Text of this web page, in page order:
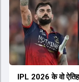
मैनेजमेंट तक, सभी एक ही
होता। यही कारण है कि
IPL 2026 के वो